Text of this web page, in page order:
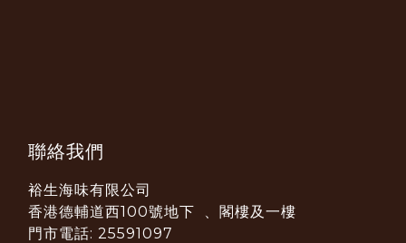
聯絡我們
裕生海味有限公司
香港德輔道西100號地下 、閣樓及一樓
門市電話: 25591097